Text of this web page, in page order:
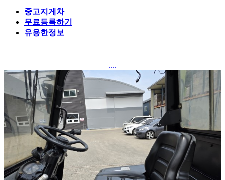
중고지게차
무료등록하기
유용한정보
....